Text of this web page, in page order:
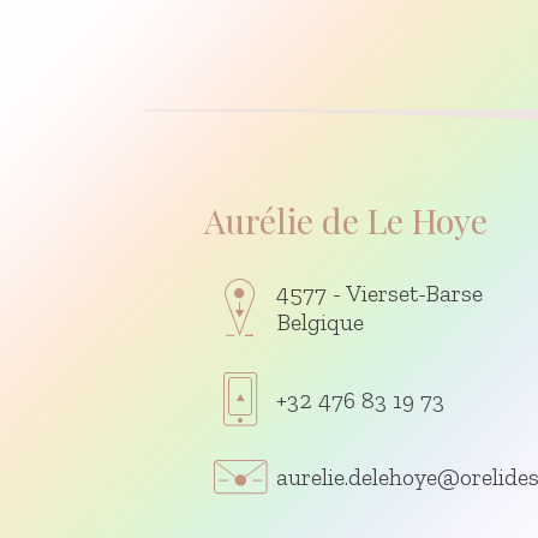
Aurélie de Le Hoye
4577 - Vierset-Barse
Belgique
+32 476 83 19 73